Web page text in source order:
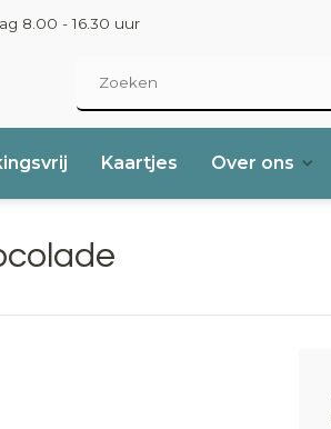
8.00 - 16.30 uur
Kaartjes Over ons